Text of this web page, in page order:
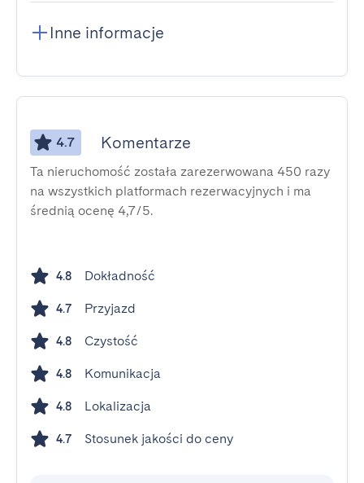
Inne informacje
4.7 Komentarze
Ta nieruchomość została zarezerwowana 450 razy
na wszystkich platformach rezerwacyjnych i ma
średnią ocenę 4,7/5.
4.8 Dokładność
4.7 Przyjazd
4.8 Czystość
4.8 Komunikacja
4.8 Lokalizacja
4.7 Stosunek jakości do ceny